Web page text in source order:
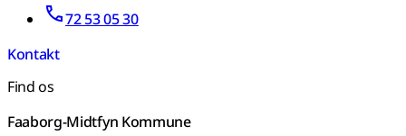
72 53 05 30
Kontakt
Find os
Faaborg-Midtfyn Kommune